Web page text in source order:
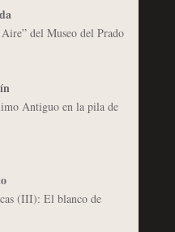
del Museo del Prado
Antiguo en la pila de
(III): El blanco de